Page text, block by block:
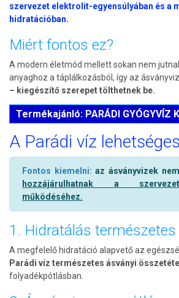
szervezet elektrolit-egyensúlyában és a
hidratációban.
Miért fontos ez?
A modern életmód mellett sokan nem
anyaghoz a táplálkozásból, így az
– kiegészítő szerepet tölthetnek be.
Termékajánló: PARÁDI GYÓGYVÍZ
A Parádi víz
Fontos kiemelni: az ásványvizek
hozzájárulhatnak a
működéséhez.
1. Hidratálás
A megfelelő hidratáció alapvető az
Parádi víz természetes ásványi
folyadékpótlásban.